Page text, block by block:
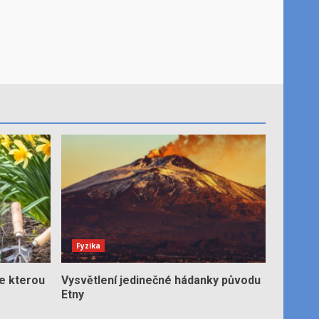
kterou
Fyzika
Vysvětlení jedinečné hádanky původu
Etny